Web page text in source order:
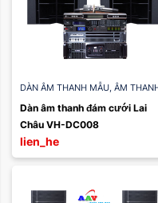
DÀN ÂM THANH MẪU, ÂM
Dàn âm thanh đám cưới Lai
Châu VH-DC008
lien_he